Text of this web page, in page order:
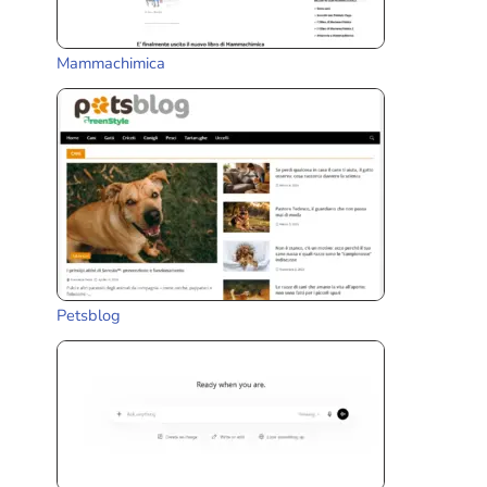
Mammachimica
Petsblog